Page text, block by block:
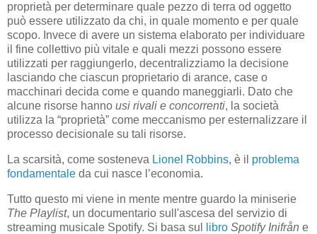
proprietà per determinare quale pezzo di terra od oggetto
può essere utilizzato da chi, in quale momento e per quale
scopo. Invece di avere un sistema elaborato per individuare
il fine collettivo più vitale e quali mezzi possono essere
utilizzati per raggiungerlo, decentralizziamo la decisione
lasciando che ciascun proprietario di arance, case o
macchinari decida come e quando maneggiarli. Dato che
alcune risorse hanno usi rivali e concorrenti, la società
utilizza la “proprietà” come meccanismo per esternalizzare il
processo decisionale su tali risorse.
La scarsità, come sosteneva Lionel Robbins, è il problema
fondamentale da cui nasce l’economia.
Tutto questo mi viene in mente mentre guardo la miniserie
The Playlist, un documentario sull'ascesa del servizio di
streaming musicale Spotify. Si basa sul
libro Spotify Inifrån e